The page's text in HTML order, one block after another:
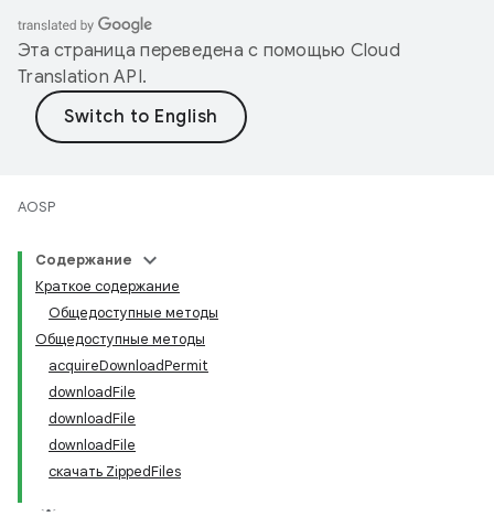
Эта страница переведена с помощью Cloud
Translation API.
AOSP
Содержание
Краткое содержание
Общедоступные методы
Общедоступные методы
acquireDownloadPermit
downloadFile
downloadFile
downloadFile
скачать ZippedFiles